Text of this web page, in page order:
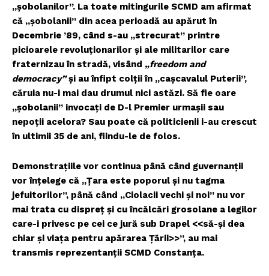
„șobolanilor”. La toate mitingurile SCMD am afirmat
că „șobolanii” din acea perioadă au apărut în
Decembrie ’89, când s-au „strecurat” printre
picioarele revoluționarilor și ale militarilor care
fraternizau în stradă, visând „freedom and
democracy”și au înfipt colții în „cașcavalul Puterii”,
căruia nu-i mai dau drumul nici astăzi. Să fie oare
„șobolanii” invocați de D-l Premier urmașii sau
nepoții acelora? Sau poate că politicienii i-au crescut
în ultimii 35 de ani, fiindu-le de folos.
Demonstrațiile vor continua până când guvernanții
vor înțelege că „Țara este poporul și nu tagma
jefuitorilor”, până când „Ciolacii vechi și noi” nu vor
mai trata cu dispreț și cu încălcări grosolane a legilor
care-i privesc pe cei ce jură sub Drapel <<să-și dea
chiar și viața pentru apărarea Țării>>”, au mai
transmis reprezentanții SCMD Constanța.